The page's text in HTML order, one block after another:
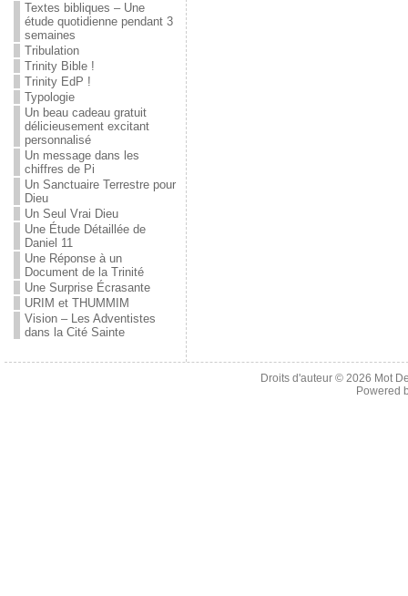
Textes bibliques – Une
étude quotidienne pendant 3
semaines
Tribulation
Trinity Bible !
Trinity EdP !
Typologie
Un beau cadeau gratuit
délicieusement excitant
personnalisé
Un message dans les
chiffres de Pi
Un Sanctuaire Terrestre pour
Dieu
Un Seul Vrai Dieu
Une Étude Détaillée de
Daniel 11
Une Réponse à un
Document de la Trinité
Une Surprise Écrasante
URIM et THUMMIM
Vision – Les Adventistes
dans la Cité Sainte
Droits d'auteur © 2026 Mot
Powered